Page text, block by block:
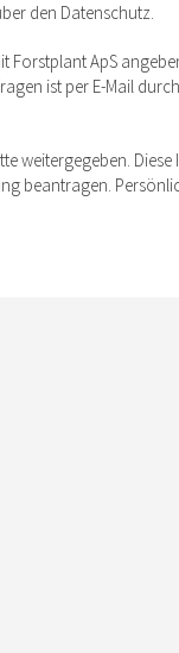
den Datenschutz.
Forstplant ApS
ist per E-Mail
weitergegeben.
beantragen.